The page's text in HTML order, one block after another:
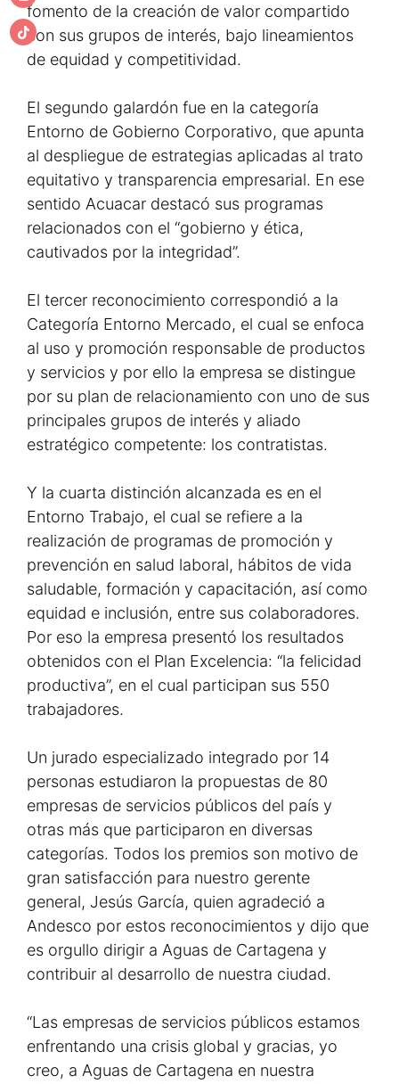
fomento de la creación de valor compartido
con sus grupos de interés, bajo lineamientos
de equidad y competitividad.
El segundo galardón fue en la categoría
Entorno de Gobierno Corporativo, que apunta
al despliegue de estrategias aplicadas al trato
equitativo y transparencia empresarial. En ese
sentido Acuacar destacó sus programas
relacionados con el “gobierno y ética,
cautivados por la integridad”.
El tercer reconocimiento correspondió a la
Categoría Entorno Mercado, el cual se enfoca
al uso y promoción responsable de productos
y servicios y por ello la empresa se distingue
por su plan de relacionamiento con uno de sus
principales grupos de interés y aliado
estratégico competente: los contratistas.
Y la cuarta distinción alcanzada es en el
Entorno Trabajo, el cual se refiere a la
realización de programas de promoción y
prevención en salud laboral, hábitos de vida
saludable, formación y capacitación, así como
equidad e inclusión, entre sus colaboradores.
Por eso la empresa presentó los resultados
obtenidos con el Plan Excelencia: “la felicidad
productiva”, en el cual participan sus 550
trabajadores.
Un jurado especializado integrado por 14
personas estudiaron la propuestas de 80
empresas de servicios públicos del país y
otras más que participaron en diversas
categorías. Todos los premios son motivo de
gran satisfacción para nuestro gerente
general, Jesús García, quien agradeció a
Andesco por estos reconocimientos y dijo que
es orgullo dirigir a Aguas de Cartagena y
contribuir al desarrollo de nuestra ciudad.
“Las empresas de servicios públicos estamos
enfrentando una crisis global y gracias, yo
creo, a Aguas de Cartagena en nuestra